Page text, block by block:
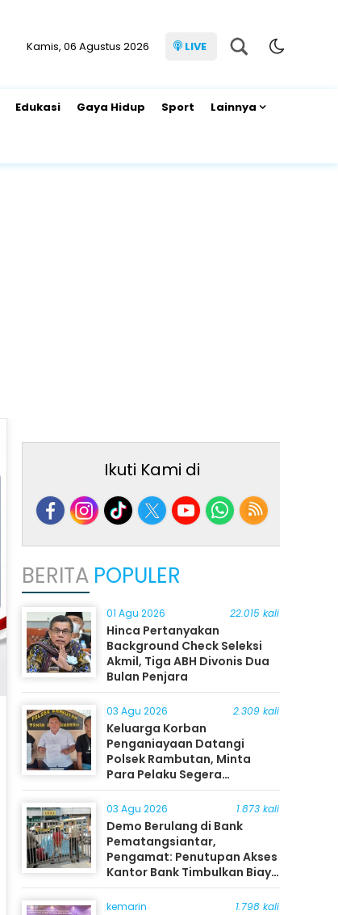
Kamis, 06 Agustus 2026 LIVE
Edukasi Gaya Hidup Sport Lainnya
Ikuti Kami di
BERITA POPULER
01 Agu 2026 22.015 kali
Hinca Pertanyakan
Background Check Seleksi
Akmil, Tiga ABH Divonis Dua
Bulan Penjara
03 Agu 2026 2.309 kali
Keluarga Korban
Penganiayaan Datangi
Polsek Rambutan, Minta
Para Pelaku Segera
Ditangkap
03 Agu 2026 1.873 kali
Demo Berulang di Bank
Pematangsiantar,
Pengamat: Penutupan Akses
Kantor Bank Timbulkan Biaya
Ekonomi bagi Masyarakat
kemarin 1.798 kali